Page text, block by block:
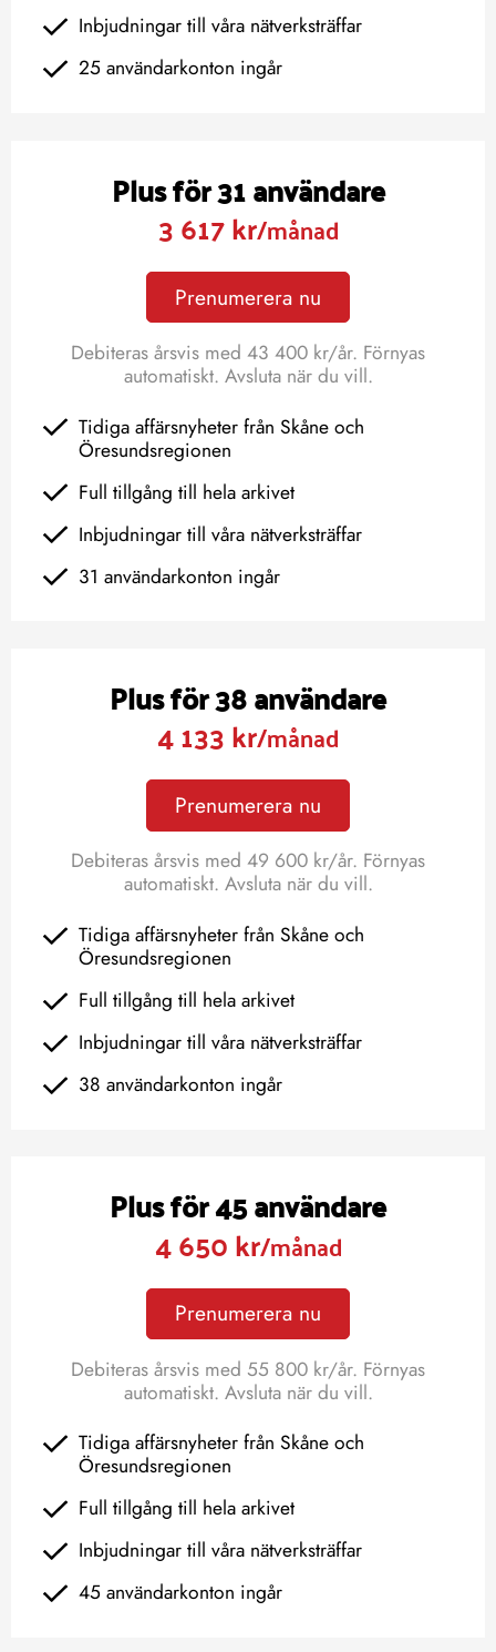
Inbjudningar till våra nätverksträffar
25 användarkonton ingår
Plus för 31 användare
3 617 kr/månad
Prenumerera nu
Debiteras årsvis med 43 400 kr/år. Förnyas
automatiskt. Avsluta när du vill.
Tidiga affärsnyheter från Skåne och
Öresundsregionen
Full tillgång till hela arkivet
Inbjudningar till våra nätverksträffar
31 användarkonton ingår
Plus för 38 användare
4 133 kr/månad
Prenumerera nu
Debiteras årsvis med 49 600 kr/år. Förnyas
automatiskt. Avsluta när du vill.
Tidiga affärsnyheter från Skåne och
Öresundsregionen
Full tillgång till hela arkivet
Inbjudningar till våra nätverksträffar
38 användarkonton ingår
Plus för 45 användare
4 650 kr/månad
Prenumerera nu
Debiteras årsvis med 55 800 kr/år. Förnyas
automatiskt. Avsluta när du vill.
Tidiga affärsnyheter från Skåne och
Öresundsregionen
Full tillgång till hela arkivet
Inbjudningar till våra nätverksträffar
45 användarkonton ingår